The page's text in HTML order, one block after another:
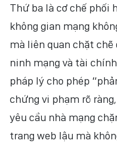
Thứ ba là cơ chế phối
không gian mạng
mà liên quan chặt
ninh mạng và tài
pháp lý cho phép
chứng vi phạm rõ
yêu cầu nhà mạng
trang web lậu mà